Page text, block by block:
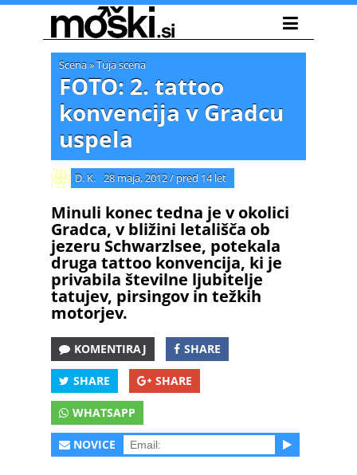
Scena»Tuja scena
FOTO: 2. tattoo
konvencija v Gradcu
uspela
D. K. 28 maja, 2012/ pred 14 let
Minuli konec tedna je v okolici
Gradca, v bližini letališča ob
jezeru Schwarzlsee, potekala
druga tattoo konvencija, ki je
privabila številne ljubitelje
tatujev, pirsingov in težkih
motorjev.
KOMENTIRAJ SHARE
SHARE SHARE
WHATSAPP
NOVICE